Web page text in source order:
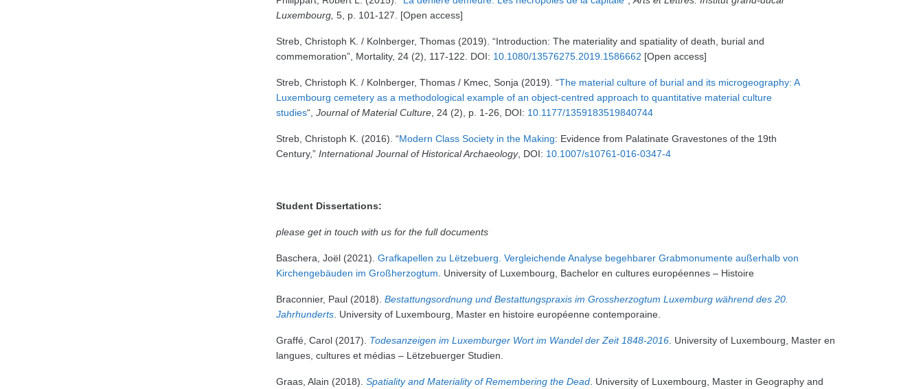
Luxembourg, 5, p. 101-127. [Open access]
Streb, Christoph K. / Kolnberger, Thomas (2019). “Introduction: The materiality and spatiality of death, burial and
commemoration”, Mortality, 24 (2), 117-122. DOI: 10.1080/13576275.2019.1586662 [Open access]
Streb, Christoph K. / Kolnberger, Thomas / Kmec, Sonja (2019). “The material culture of burial and its microgeography: A
Luxembourg cemetery as a methodological example of an object-centred approach to quantitative material culture
studies“, Journal of Material Culture , 24 (2), p. 1-26, DOI: 10.1177/1359183519840744
Streb, Christoph K. (2016). “Modern Class Society in the Making: Evidence from Palatinate Gravestones of the 19th
Century,” International Journal of Historical Archaeology, DOI: 10.1007/s10761-016-0347-4
Student Dissertations:
please get in touch with us for the full documents
Baschera, Joël (2021). Grafkapellen zu Lëtzebuerg. Vergleichende Analyse begehbarer Grabmonumente außerhalb von
Kirchengebäuden im Großherzogtum . University of Luxembourg, Bachelor en cultures européennes – Histoire
Braconnier, Paul (2018). Bestattungsordnung und Bestattungspraxis im Grossherzogtum Luxemburg während des 20.
Jahrhunderts . University of Luxembourg, Master en histoire européenne contemporaine.
Graffé, Carol (2017). Todesanzeigen im Luxemburger Wort im Wandel der Zeit 1848-2016 . University of Luxembourg, Master en
langues, cultures et médias – Lëtzebuerger Studien.
Graas, Alain (2018). Spatiality and Materiality of Remembering the Dead . University of Luxembourg, Master in Geography and